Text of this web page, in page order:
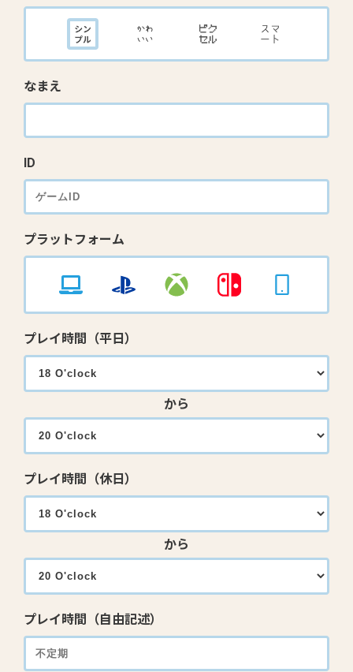
なまえ
ID
プラットフォーム
プレイ時間（平日）
から
プレイ時間（休日）
から
プレイ時間（自由記述）